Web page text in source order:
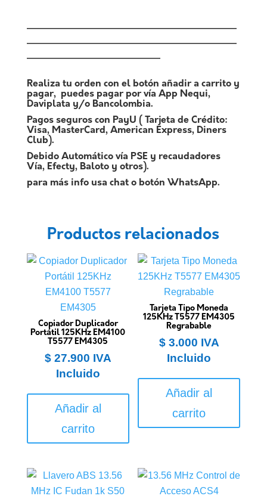
——————————————————————
——————————————————————
——————————————
Realiza tu orden con el botón añadir a carrito y
pagar, puedes pagar por vía App Nequi,
Daviplata y/o Bancolombia.
Pagos seguros con PayU ( Tarjeta de Crédito:
Visa, MasterCard, American Express, Diners
Club).
Debido Automático vía PSE y recaudadores
Vía, Efecty, Baloto y otros).
para más info usa chat o botón WhatsApp.
Productos relacionados
Copiador Duplicador
Portátil 125KHz EM4100
T5577 EM4305
$27.900 IVA
Incluido
Añadir al
carrito
Tarjeta Tipo Moneda
125KHz T5577 EM4305
Regrabable
$3.000 IVA
Incluido
Añadir al
carrito